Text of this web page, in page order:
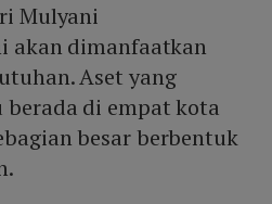
Mulyani
akan dimanfaatkan
Aset yang
berada di empat kota
besar berbentuk